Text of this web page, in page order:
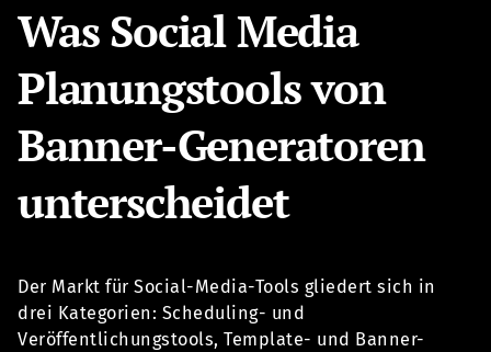
Was Social Media
Planungstools von
Banner-Generatoren
unterscheidet
Der Markt für Social-Media-Tools gliedert sich in
drei Kategorien: Scheduling- und
Veröffentlichungstools, Template- und Banner-